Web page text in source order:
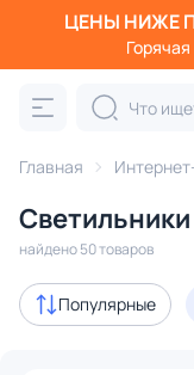
ЦЕНЫ НИЖЕ
Главная
найдено 50 товаров
Популярные
Категория:
Люстры
Бренд 1